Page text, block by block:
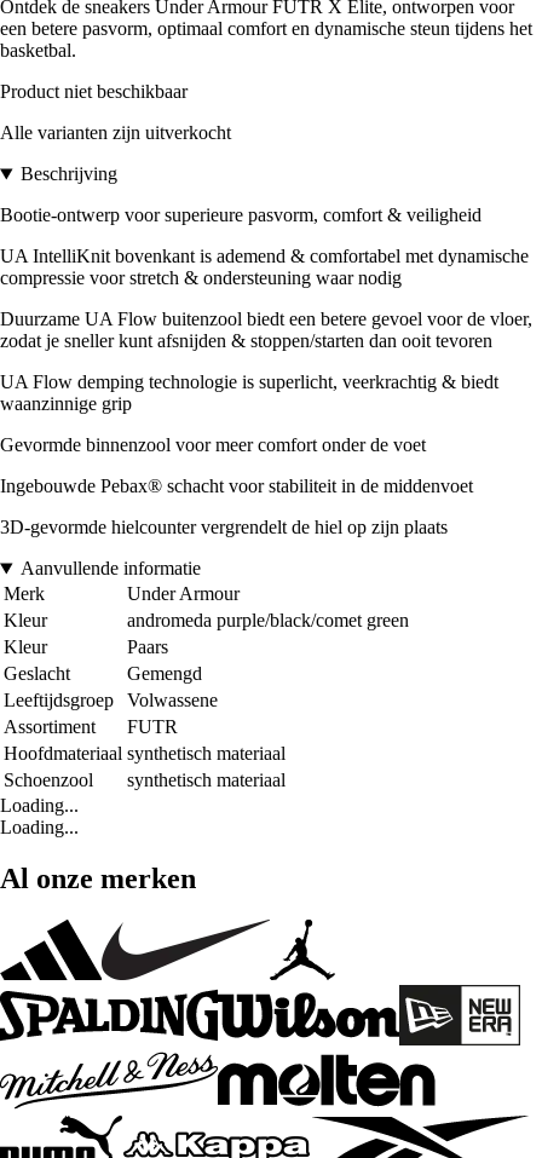
Ontdek de sneakers Under Armour FUTR X Elite, ontworpen voor
een betere pasvorm, optimaal comfort en dynamische steun tijdens het
basketbal.
Product niet beschikbaar
Alle varianten zijn uitverkocht
Beschrijving
Bootie-ontwerp voor superieure pasvorm, comfort & veiligheid
UA IntelliKnit bovenkant is ademend & comfortabel met dynamische
compressie voor stretch & ondersteuning waar nodig
Duurzame UA Flow buitenzool biedt een betere gevoel voor de vloer,
zodat je sneller kunt afsnijden & stoppen/starten dan ooit tevoren
UA Flow demping technologie is superlicht, veerkrachtig & biedt
waanzinnige grip
Gevormde binnenzool voor meer comfort onder de voet
Ingebouwde Pebax® schacht voor stabiliteit in de middenvoet
3D-gevormde hielcounter vergrendelt de hiel op zijn plaats
Aanvullende informatie
Merk
Under Armour
Kleur
andromeda purple/black/comet green
Kleur
Paars
Geslacht
Gemengd
Leeftijdsgroep
Volwassene
Assortiment
FUTR
Hoofdmateriaal synthetisch materiaal
Schoenzool
synthetisch materiaal
Loading...
Loading...
Al onze merken